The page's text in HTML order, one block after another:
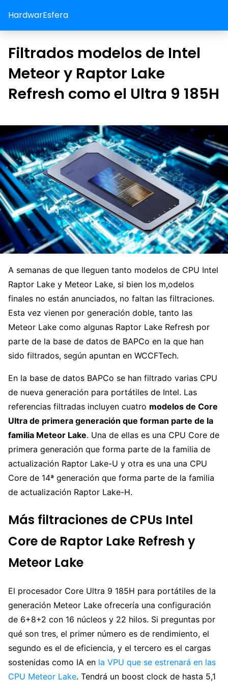
HardwarEsfera
Filtrados modelos de Intel
Meteor y Raptor Lake
Refresh como el Ultra 9 185H
A semanas de que lleguen tanto modelos de CPU Intel
Raptor Lake y Meteor Lake, si bien los m,odelos
finales no están anunciados, no faltan las filtraciones.
Esta vez vienen por generación doble, tanto las
Meteor Lake como algunas Raptor Lake Refresh por
parte de la base de datos de BAPCo en la que han
sido filtrados, según apuntan en WCCFTech.
En la base de datos BAPCo se han filtrado varias CPU
de nueva generación para portátiles de Intel. Las
referencias filtradas incluyen cuatro modelos de Core
Ultra de primera generación que forman parte de la
familia Meteor Lake. Una de ellas es una CPU Core de
primera generación que forma parte de la familia de
actualización Raptor Lake-U y otra es una una CPU
Core de 14ª generación que forma parte de la familia
de actualización Raptor Lake-H.
Más filtraciones de CPUs Intel
Core de Raptor Lake Refresh y
Meteor Lake
El procesador Core Ultra 9 185H para portátiles de la
generación Meteor Lake ofrecería una configuración
de 6+8+2 con 16 núcleos y 22 hilos. Si preguntas por
qué son tres, el primer número es de rendimiento, el
segundo es el de eficiencia, y el tercero es el cargas
sostenidas como IA en la VPU que se estrenará en las
CPU Meteor Lake. Tendrá un boost clock de hasta 5,1